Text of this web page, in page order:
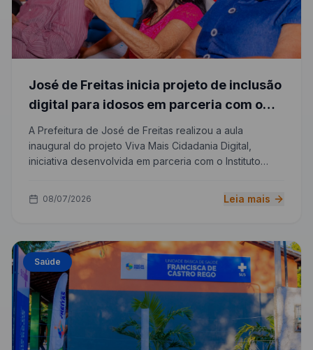
José de Freitas inicia projeto de inclusão
digital para idosos em parceria com o
IFPI
A Prefeitura de José de Freitas realizou a aula
inaugural do projeto Viva Mais Cidadania Digital,
iniciativa desenvolvida em parceria com o Instituto
08/07/2026 Leia mais
Saúde